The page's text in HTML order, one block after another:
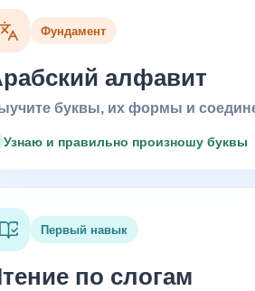
Фундамент
алфавит
буквы, их формы и
Узнаю и правильно произношу буквы
Первый навык
по слогам